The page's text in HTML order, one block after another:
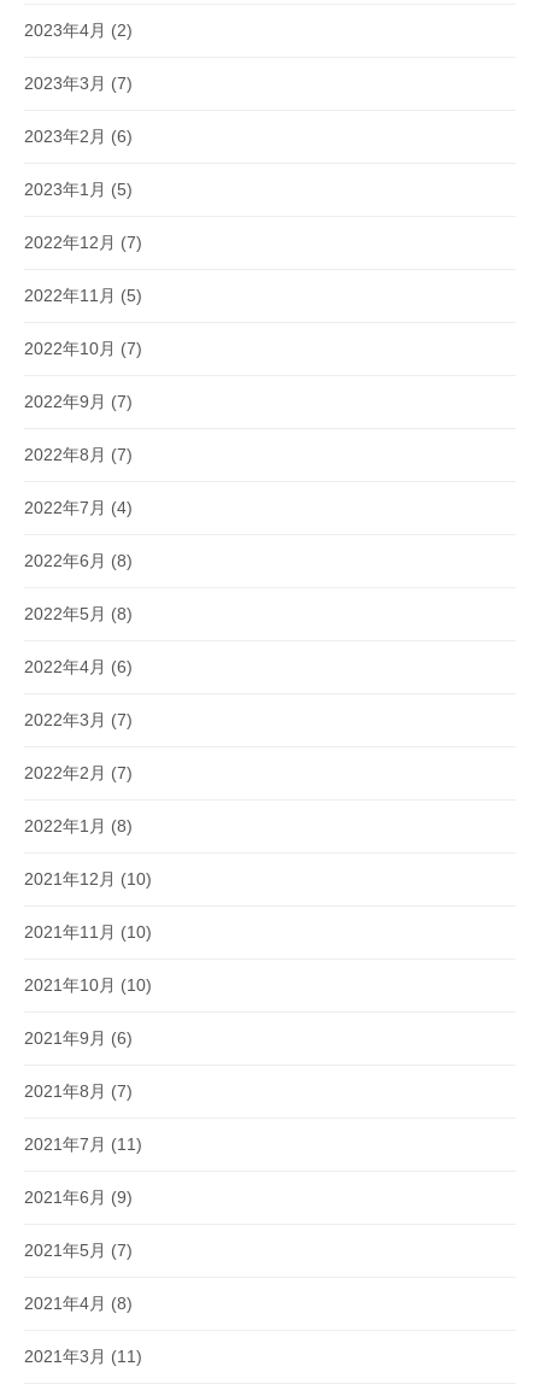
2023年4月 (2)
2023年3月 (7)
2023年2月 (6)
2023年1月 (5)
2022年12月 (7)
2022年11月 (5)
2022年10月 (7)
2022年9月 (7)
2022年8月 (7)
2022年7月 (4)
2022年6月 (8)
2022年5月 (8)
2022年4月 (6)
2022年3月 (7)
2022年2月 (7)
2022年1月 (8)
2021年12月 (10)
2021年11月 (10)
2021年10月 (10)
2021年9月 (6)
2021年8月 (7)
2021年7月 (11)
2021年6月 (9)
2021年5月 (7)
2021年4月 (8)
2021年3月 (11)